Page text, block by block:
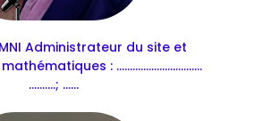
Administrateur du site et
: ................................
..........; ......